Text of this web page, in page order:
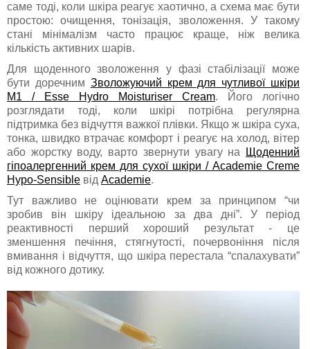
саме тоді, коли шкіра реагує хаотично, а схема має бути
простою: очищення, тонізація, зволоження. У такому
стані мінімалізм часто працює краще, ніж велика
кількість активних шарів.
Для щоденного зволоження у фазі стабілізації може
бути доречним Зволожуючий крем для чутливої шкіри
M1 / Esse Hydro Moisturiser Cream. Його логічно
розглядати тоді, коли шкірі потрібна регулярна
підтримка без відчуття важкої плівки. Якщо ж шкіра суха,
тонка, швидко втрачає комфорт і реагує на холод, вітер
або жорстку воду, варто звернути увагу на
Щоденний
гіпоалергенний крем для сухої шкіри / Academie Creme
Hypo-Sensible від Academie.
Тут важливо не оцінювати крем за принципом “чи
зробив він шкіру ідеальною за два дні”. У період
реактивності перший хороший результат - це
зменшення печіння, стягнутості, почервоніння після
вмивання і відчуття, що шкіра перестала “спалахувати”
від кожного дотику.